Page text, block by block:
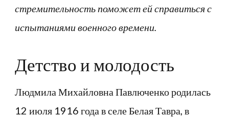
стремительность поможет ей справиться с
испытаниями военного времени.
Детство и молодость
Людмила Михайловна Павлюченко родилась
12 июля 1916 года в селе Белая Тавра, в